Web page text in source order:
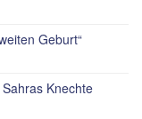
Geburt“
Knechte